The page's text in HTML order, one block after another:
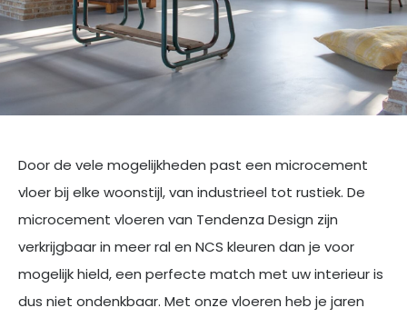
Door de vele mogelijkheden past een microcement
vloer bij elke woonstijl, van industrieel tot rustiek. De
microcement vloeren van Tendenza Design zijn
verkrijgbaar in meer ral en NCS kleuren dan je voor
mogelijk hield, een perfecte match met uw interieur is
dus niet ondenkbaar. Met onze vloeren heb je jaren